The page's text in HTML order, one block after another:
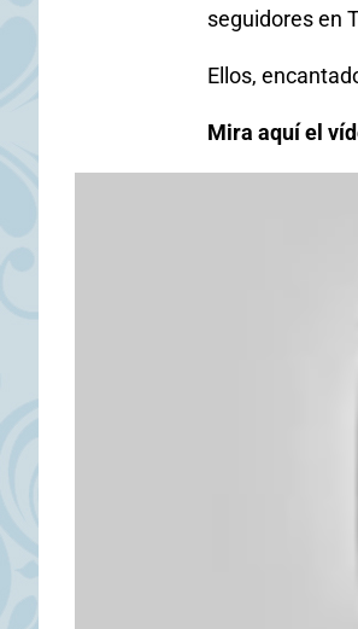
seguidores en
Ellos,
Mira aquí el